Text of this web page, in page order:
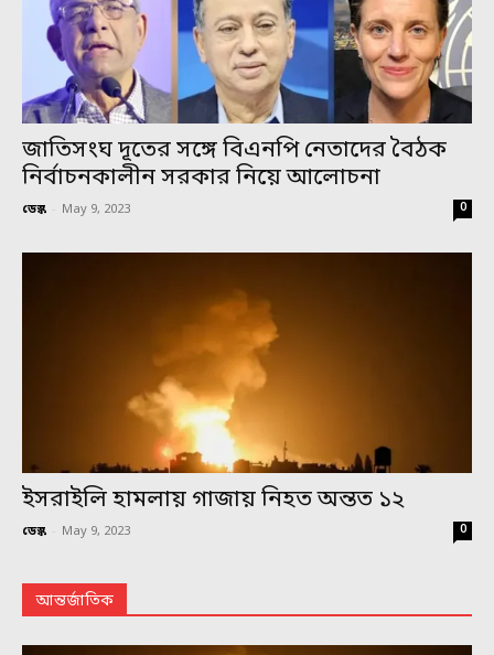
জাতিসংঘ দূতের সঙ্গে বিএনপি নেতাদের বৈঠক
নির্বাচনকালীন সরকার নিয়ে আলোচনা
ডেস্ক - May 9, 2023 0
ইসরাইলি হামলায় গাজায় নিহত অন্তত ১২
ডেস্ক - May 9, 2023 0
আন্তর্জাতিক